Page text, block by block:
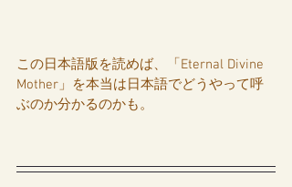
この日本語版を読めば、「Eternal Divine
Mother」を本当は日本語でどうやって呼
ぶのか分かるのかも。